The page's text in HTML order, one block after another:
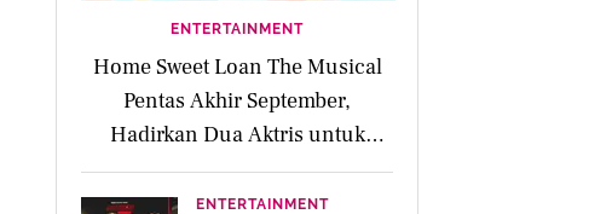
ENTERTAINMENT
Home Sweet Loan The Musical
Pentas Akhir September,
Hadirkan Dua Aktris untuk
Peran Kaluna
ENTERTAINMENT